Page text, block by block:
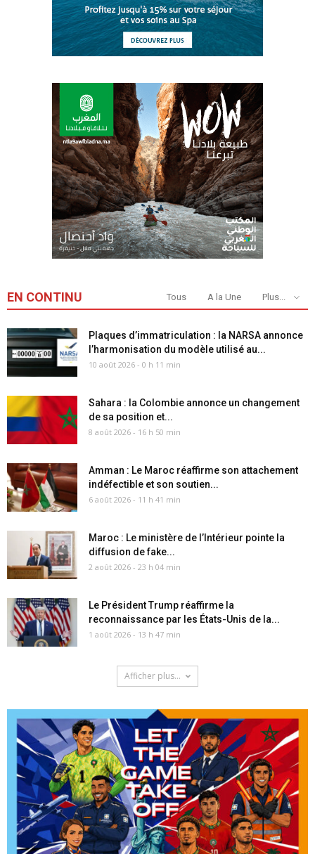
EN CONTINU Tous A la Une Plus...
Plaques d’immatriculation : la NARSA annonce
l’harmonisation du modèle utilisé au...
10 août 2026 - 0 h 11 min
Sahara : la Colombie annonce un changement
de sa position et...
8 août 2026 - 16 h 50 min
Amman : Le Maroc réaffirme son attachement
indéfectible et son soutien...
6 août 2026 - 11 h 41 min
Maroc : Le ministère de l’Intérieur pointe la
diffusion de fake...
2 août 2026 - 23 h 04 min
Le Président Trump réaffirme la
reconnaissance par les États-Unis de la...
1 août 2026 - 13 h 47 min
Afficher plus...